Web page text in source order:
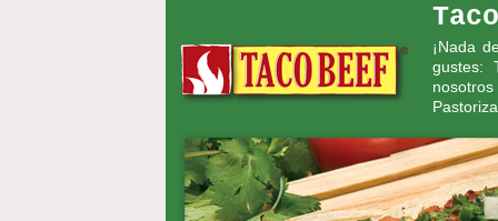
¡Nada
gustes: